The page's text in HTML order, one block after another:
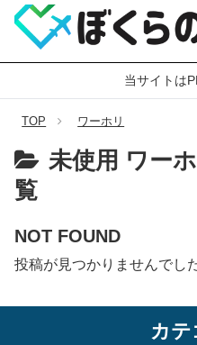
当サイトは
TOP ワーホリ
未使用 ワー
覧
NOT FOUND
投稿が見つかりませんでした
カテ